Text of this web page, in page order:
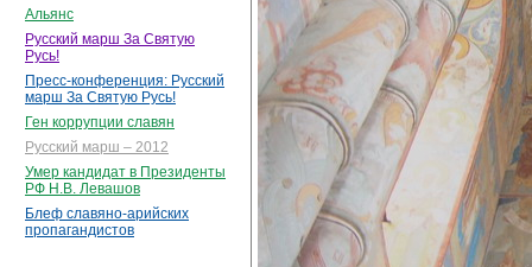
Альянс
Русский марш За Святую
Русь!
Пресс-конференция: Русский
марш За Святую Русь!
Ген коррупции славян
Русский марш – 2012
Умер кандидат в Президенты
РФ Н.В. Левашов
Блеф славяно-арийских
пропагандистов